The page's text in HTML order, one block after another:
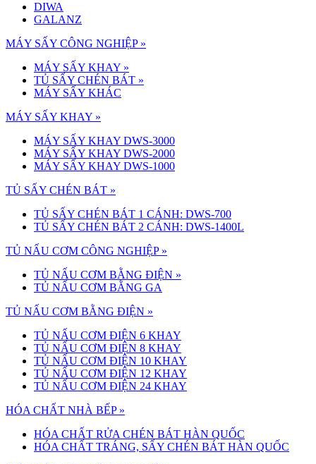
DIWA
GALANZ
MÁY SẤY CÔNG NGHIỆP »
MÁY SẤY KHAY »
TỦ SẤY CHÉN BÁT »
MÁY SẤY KHÁC
MÁY SẤY KHAY »
MÁY SẤY KHAY DWS-3000
MÁY SẤY KHAY DWS-2000
MÁY SẤY KHAY DWS-1000
TỦ SẤY CHÉN BÁT »
TỦ SẤY CHÉN BÁT 1 CÁNH: DWS-700
TỦ SẤY CHÉN BÁT 2 CÁNH: DWS-1400L
TỦ NẤU CƠM CÔNG NGHIỆP »
TỦ NẤU CƠM BẰNG ĐIỆN »
TỦ NẤU CƠM BẰNG GA
TỦ NẤU CƠM BẰNG ĐIỆN »
TỦ NẤU CƠM ĐIỆN 6 KHAY
TỦ NẤU CƠM ĐIỆN 8 KHAY
TỦ NẤU CƠM ĐIỆN 10 KHAY
TỦ NẤU CƠM ĐIỆN 12 KHAY
TỦ NẤU CƠM ĐIỆN 24 KHAY
HÓA CHẤT NHÀ BẾP »
HÓA CHẤT RỬA CHÉN BÁT HÀN QUỐC
HÓA CHẤT TRÁNG, SẤY CHÉN BÁT HÀN QUỐC